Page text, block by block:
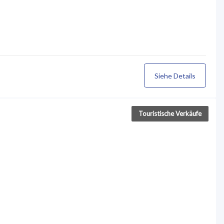
Siehe Details
Touristische Verkäufe